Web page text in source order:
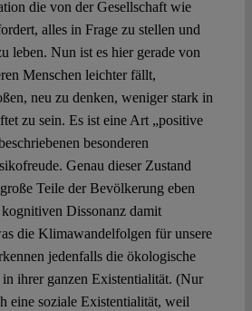
die von der Gesellschaft wie
alles in Frage zu stellen und
leben. Nun ist es hier gerade von
Menschen leichter fällt,
neu zu denken, weniger stark in
zu sein. Es ist eine Art „positive
besonderen
Genau dieser Zustand
Teile der Bevölkerung eben
Dissonanz damit
die Klimawandelfolgen für unsere
jedenfalls die ökologische
ihrer ganzen Existentialität. (Nur
eine soziale Existentialität, weil